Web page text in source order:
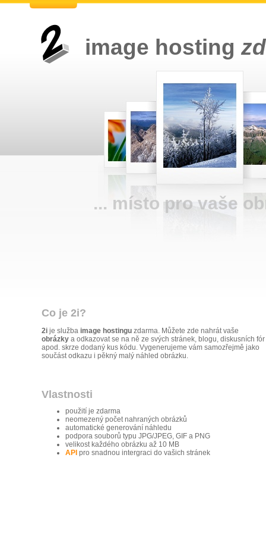
image hosting
... místo pro vaše
Co je 2i?
2i je služba image hostingu zdarma. Můžete zde nahrát vaše
obrázky a odkazovat se na ně ze svých stránek, blogu, diskusních fór
apod. skrze dodaný kus kódu. Vygenerujeme vám samozřejmě jako
součást odkazu i pěkný malý náhled obrázku.
Vlastnosti
použití je zdarma
neomezený počet nahraných obrázků
automatické generování náhledu
podpora souborů typu JPG/JPEG, GIF a PNG
velikost každého obrázku až 10 MB
API pro snadnou intergraci do vašich stránek